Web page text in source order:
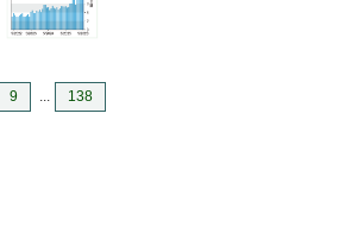
9 ... 138